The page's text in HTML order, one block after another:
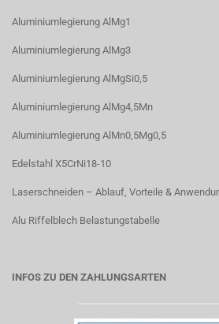
Aluminiumlegierung AlMg1
Aluminiumlegierung AlMg3
Aluminiumlegierung AlMgSi0,5
Aluminiumlegierung AlMg4,5Mn
Aluminiumlegierung AlMn0,5Mg0,5
Edelstahl X5CrNi18-10
Laserschneiden – Ablauf, Vorteile &
Alu Riffelblech Belastungstabelle
INFOS ZU DEN ZAHLUNGSARTEN